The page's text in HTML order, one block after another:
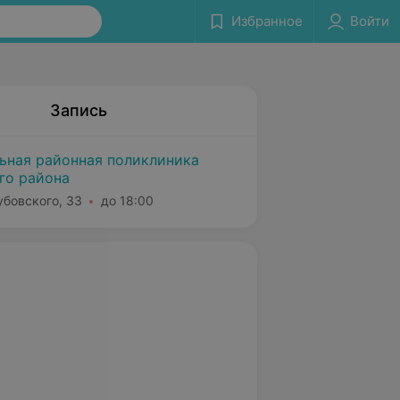
Избранное Войти
Запись
районная поликлиника
района
33 до 18:00